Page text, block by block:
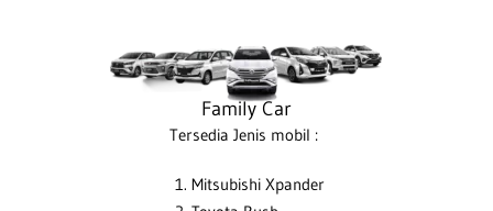
Family Car
Tersedia Jenis mobil :
Mitsubishi Xpander